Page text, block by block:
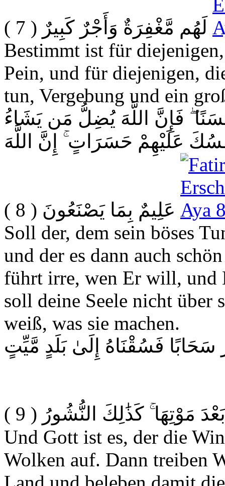
لَهُم مَّغْفِرَةٌ وَأَجْرٌ كَبِيرٌ ( 7 )
Bestimmt ist für
Pein, und für diejenigen,
tun, Vergebung und ein
فَإِنَّ اللَّهَ يُضِلُّ مَن يَشَاءُ
عَلَيْهِمْ حَسَرَاتٍ ۚ إِنَّ اللَّهَ
عَلِيمٌ بِمَا يَصْنَعُونَ ( 8 )
Soll der, dem sein böses
und der es dann auch
führt irre, wen Er will, und
soll deine Seele nicht über
weiß, was sie machen.
سَحَابًا فَسُقْنَاهُ إِلَىٰ بَلَدٍ مَّيِّتٍ
مَوْتِهَا ۚ كَذَٰلِكَ النُّشُورُ ( 9 )
Und Gott ist es, der die
Wolken auf. Dann treiben